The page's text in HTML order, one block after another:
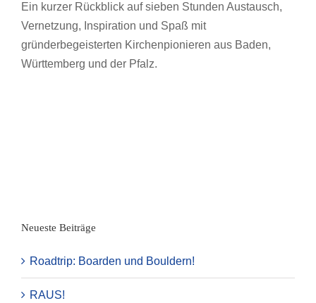
Ein kurzer Rückblick auf sieben Stunden Austausch,
Vernetzung, Inspiration und Spaß mit
gründerbegeisterten Kirchenpionieren aus Baden,
Württemberg und der Pfalz.
Neueste Beiträge
Roadtrip: Boarden und Bouldern!
RAUS!